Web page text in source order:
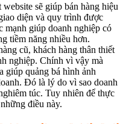
sẽ giúp bán hàng hiệu
diện và quy trình được
mạnh giúp doanh nghiệp có
tiềm năng nhiều hơn.
cũ, khách hàng thân thiết
nghiệp. Chính vì vậy mà
giúp quảng bá hình ảnh
Đó là lý do vì sao doanh
túc. Tuy nhiên để thực
điều này.